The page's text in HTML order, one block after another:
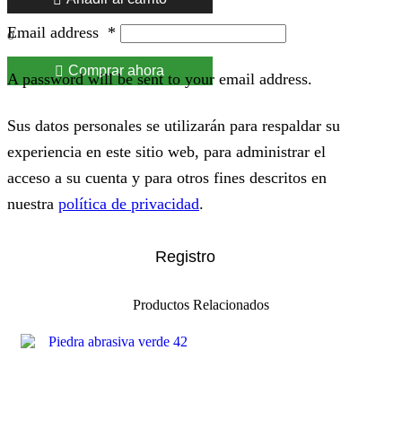
Email address *
A password will be sent to your email address.
Sus datos personales se utilizarán para respaldar su
experiencia en este sitio web, para administrar el
acceso a su cuenta y para otros fines descritos en
nuestra política de privacidad.
Registro
o
Comprar ahora
Productos Relacionados